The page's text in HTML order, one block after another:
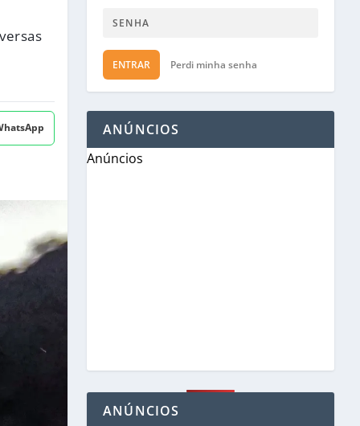
ENTRAR Perdi minha senha
ANÚNCIOS
Anúncios
ANÚNCIOS